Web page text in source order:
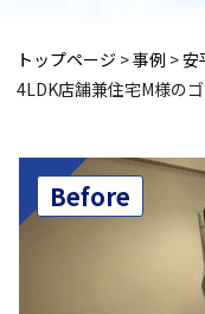
トップページ >事例 >安
4LDK店舗兼住宅M様の
Before